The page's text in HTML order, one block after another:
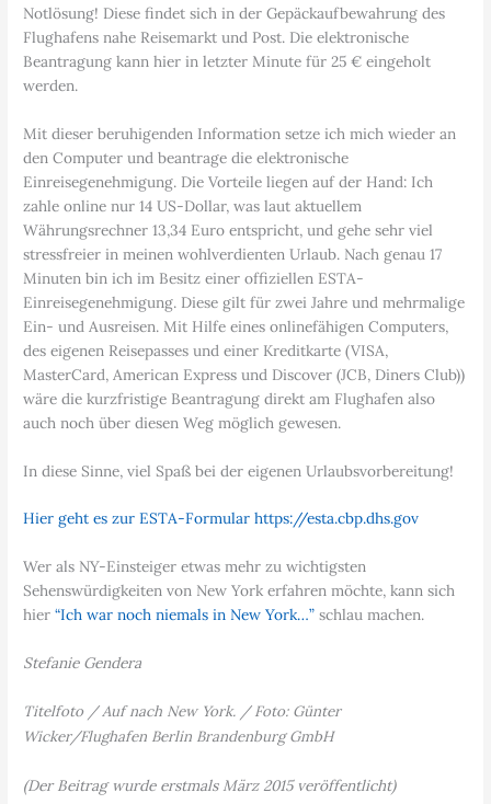
Notlösung! Diese findet sich in der Gepäckaufbewahrung des
Flughafens nahe Reisemarkt und Post. Die elektronische
Beantragung kann hier in letzter Minute für 25 € eingeholt
werden.
Mit dieser beruhigenden Information setze ich mich wieder an
den Computer und beantrage die elektronische
Einreisegenehmigung. Die Vorteile liegen auf der Hand: Ich
zahle online nur 14 US-Dollar, was laut aktuellem
Währungsrechner 13,34 Euro entspricht, und gehe sehr viel
stressfreier in meinen wohlverdienten Urlaub. Nach genau 17
Minuten bin ich im Besitz einer offiziellen ESTA-
Einreisegenehmigung. Diese gilt für zwei Jahre und mehrmalige
Ein- und Ausreisen. Mit Hilfe eines onlinefähigen Computers,
des eigenen Reisepasses und einer Kreditkarte (VISA,
MasterCard, American Express und Discover (JCB, Diners Club))
wäre die kurzfristige Beantragung direkt am Flughafen also
auch noch über diesen Weg möglich gewesen.
In diese Sinne, viel Spaß bei der eigenen Urlaubsvorbereitung!
Hier geht es zur ESTA-Formular https://esta.cbp.dhs.gov
Wer als NY-Einsteiger etwas mehr zu wichtigsten
Sehenswürdigkeiten von New York erfahren möchte, kann sich
hier“Ich war noch niemals in New York…” schlau machen.
Stefanie Gendera
Titelfoto / Auf nach New York. / Foto: Günter
Wicker/Flughafen Berlin Brandenburg GmbH
(Der Beitrag wurde erstmals März 2015 veröffentlicht)